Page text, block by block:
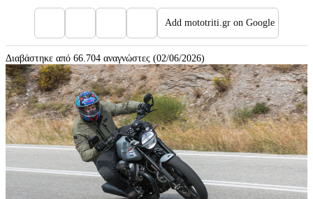
Add mototriti.gr on Google
Διαβάστηκε από 66.704 αναγνώστες (02/06/2026)